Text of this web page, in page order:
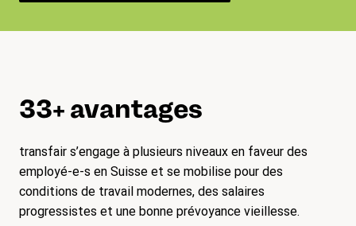
33+ avantages
transfair s’engage à plusieurs niveaux en faveur des
employé-e-s en Suisse et se mobilise pour des
conditions de travail modernes, des salaires
progressistes et une bonne prévoyance vieillesse.